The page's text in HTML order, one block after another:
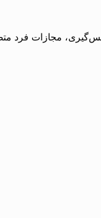
مجازات فرد